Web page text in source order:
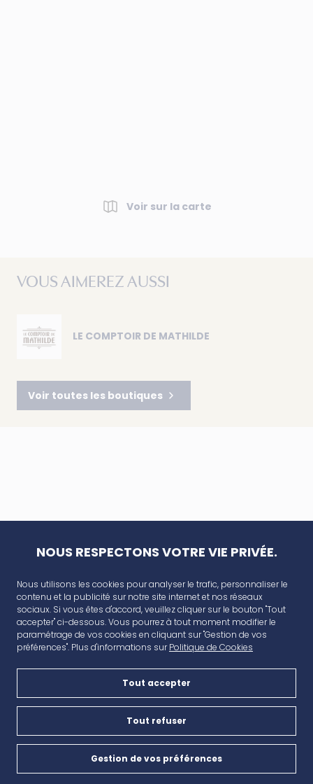
Voir sur la carte
VOUS AIMEREZ AUSSI
LE COMPTOIR DE MATHILDE
Voir toutes les boutiques
AVANT CAP
Plan de campagne, CD6, 13480 Cabriès
Nous contacter
04 42 46 65 35
NOUS RESPECTONS VOTRE VIE PRIVÉE.
Nous utilisons les cookies pour analyser le trafic, personnaliser le
contenu et la publicité sur notre site internet et nos réseaux
sociaux. Si vous êtes d'accord, veuillez cliquer sur le bouton "Tout
accepter" ci-dessous. Vous pourrez à tout moment modifier le
paramétrage de vos cookies en cliquant sur "Gestion de vos
préférences". Plus d'informations surPolitique de Cookies
Tout accepter
Tout refuser
Gestion de vos préférences